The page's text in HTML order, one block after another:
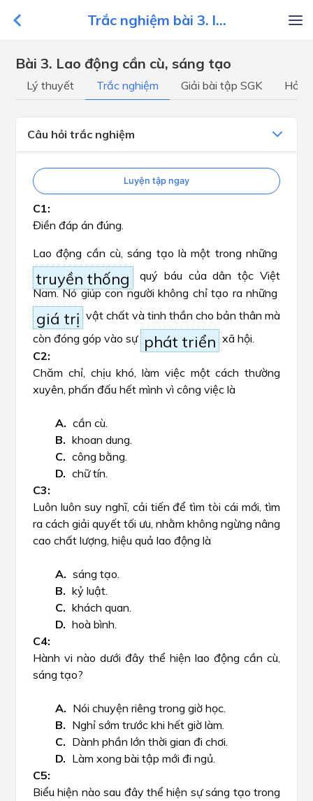
Trắc nghiệm bài 3. l...
Bài 3. Lao động cần cù, sáng tạo
Lý thuyết Trắc nghiệm Giải bài tập SGK Hỏi
Câu hỏi trắc nghiệm
Luyện tập ngay
Điền đáp án đúng.
Lao động cần cù, sáng tạo là một trong những
truyền thống
quý báu của dân tộc Việt
Nam. Nó giúp con người không chỉ tạo ra những
giá trị vật chất và tinh thần cho bản thân mà
còn đóng góp vào sự phát triển xã hội.
Chăm chỉ, chịu khó, làm việc một cách thường
xuyên, phấn đấu hết mình vì công việc là
cần cù.
khoan dung.
công bằng.
chữ tín.
Luôn luôn suy nghĩ, cải tiến để tìm tòi cái mới, tìm
ra cách giải quyết tối ưu, nhằm không ngừng nâng
cao chất lượng, hiệu quả lao động là
sáng tạo.
kỷ luật.
khách quan.
hoà bình.
Hành vi nào dưới đây thể hiện lao động cần cù,
sáng tạo?
Nói chuyện riêng trong giờ học.
Nghỉ sớm trước khi hết giờ làm.
Dành phần lớn thời gian đi chơi.
Làm xong bài tập mới đi ngủ.
Biểu hiện nào sau đây thể hiện sự sáng tạo trong